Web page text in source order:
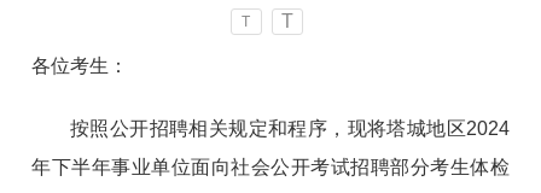
T T
各位考生：
按照公开招聘相关规定和程序，现将塔城地区2024
年下半年事业单位面向社会公开考试招聘部分考生体检